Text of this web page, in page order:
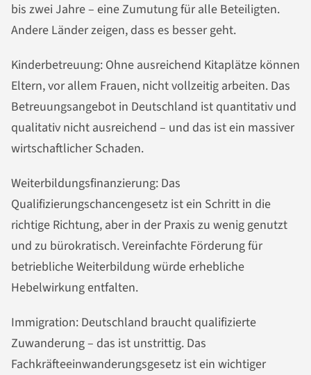
bis zwei Jahre – eine Zumutung für alle Beteiligten.
Andere Länder zeigen, dass es besser geht.
Kinderbetreuung: Ohne ausreichend Kitaplätze können
Eltern, vor allem Frauen, nicht vollzeitig arbeiten. Das
Betreuungsangebot in Deutschland ist quantitativ und
qualitativ nicht ausreichend – und das ist ein massiver
wirtschaftlicher Schaden.
Weiterbildungsfinanzierung: Das
Qualifizierungschancengesetz ist ein Schritt in die
richtige Richtung, aber in der Praxis zu wenig genutzt
und zu bürokratisch. Vereinfachte Förderung für
betriebliche Weiterbildung würde erhebliche
Hebelwirkung entfalten.
Immigration: Deutschland braucht qualifizierte
Zuwanderung – das ist unstrittig. Das
Fachkräfteeinwanderungsgesetz ist ein wichtiger